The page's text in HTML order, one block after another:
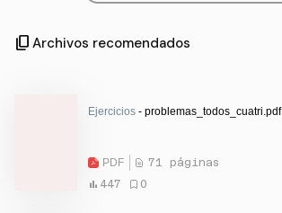
content_copy Archivos recomendados
Ejercicios - problemas_todos_cuatri.pdf
PDF
71 páginas
447
0